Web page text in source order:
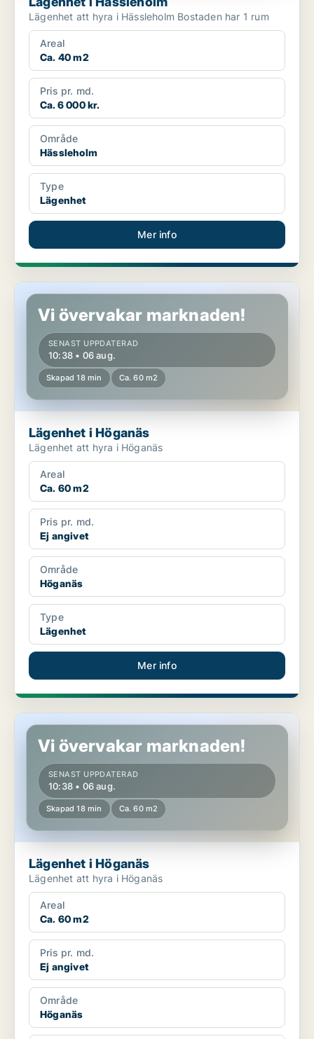
Lägenhet att hyra i Hässleholm Bostaden har 1 rum
Areal
Ca. 40 m2
Pris pr. md.
Ca. 6 000 kr.
Område
Hässleholm
Type
Lägenhet
Mer info
Lägenhet i Höganäs
Vi övervakar marknaden!
SENAST UPPDATERAD
10:38 • 06 aug.
Skapad 18 min Ca. 60 m2
Lägenhet i Höganäs
Lägenhet att hyra i Höganäs
Areal
Ca. 60 m2
Pris pr. md.
Ej angivet
Område
Höganäs
Type
Lägenhet
Mer info
Lägenhet i Höganäs
Vi övervakar marknaden!
SENAST UPPDATERAD
10:38 • 06 aug.
Skapad 18 min Ca. 60 m2
Lägenhet i Höganäs
Lägenhet att hyra i Höganäs
Areal
Ca. 60 m2
Pris pr. md.
Ej angivet
Område
Höganäs